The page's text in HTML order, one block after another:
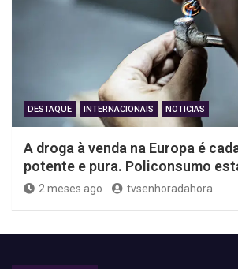
DESTAQUE INTERNACIONAIS NOTICIAS
A droga à venda na Europa é
potente e pura. Policonsumo
2 meses ago tvsenhoradahora